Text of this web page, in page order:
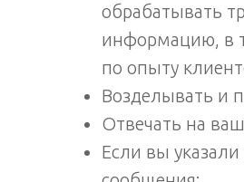
обрабатывать
информацию, в
по опыту
Возделывать и
Отвечать на
Если вы